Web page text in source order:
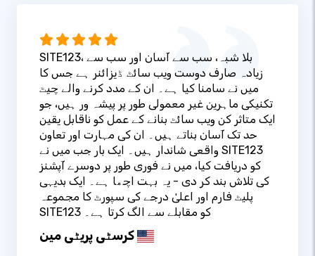
SITE123، بلا شبہ، سب سے آسان اور سب سے
زیادہ صارف دوست ویب سائٹ ڈیزائنر ہے جس کا
میں نے سامنا کیا ہے۔ ان کے مدد کرنے والے چیٹ
تکنیکی ماہرین غیر معمولی طور پر پیشہ ور ہیں، جو
ایک متاثر کن ویب سائٹ بنانے کے عمل کو ناقابل یقین
حد تک آسان بناتے ہیں۔ ان کی مہارت اور تعاون
واقعی شاندار ہیں۔ ایک بار جب میں نے SITE123
کو دریافت کیا، میں نے فوری طور پر دوسرے آپشنز
کی تلاش بند کر دی - یہ بہت اچھا ہے۔ ایک بدیہی
پلیٹ فارم اور اعلیٰ درجے کی سپورٹ کا مجموعہ
SITE123 کو مقابلے سے الگ کرتا ہے۔
کرسٹی پریٹی مین